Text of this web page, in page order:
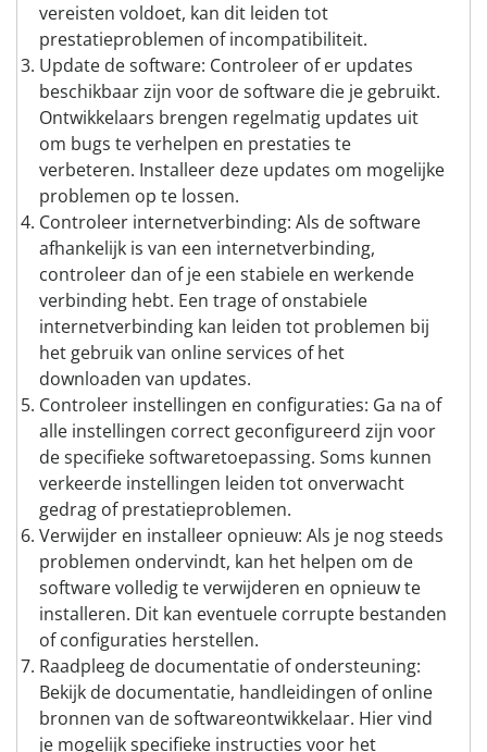
vereisten voldoet, kan dit leiden tot
prestatieproblemen of incompatibiliteit.
Update de software: Controleer of er updates
beschikbaar zijn voor de software die je gebruikt.
Ontwikkelaars brengen regelmatig updates uit
om bugs te verhelpen en prestaties te
verbeteren. Installeer deze updates om mogelijke
problemen op te lossen.
Controleer internetverbinding: Als de software
afhankelijk is van een internetverbinding,
controleer dan of je een stabiele en werkende
verbinding hebt. Een trage of onstabiele
internetverbinding kan leiden tot problemen bij
het gebruik van online services of het
downloaden van updates.
Controleer instellingen en configuraties: Ga na of
alle instellingen correct geconfigureerd zijn voor
de specifieke softwaretoepassing. Soms kunnen
verkeerde instellingen leiden tot onverwacht
gedrag of prestatieproblemen.
Verwijder en installeer opnieuw: Als je nog steeds
problemen ondervindt, kan het helpen om de
software volledig te verwijderen en opnieuw te
installeren. Dit kan eventuele corrupte bestanden
of configuraties herstellen.
Raadpleeg de documentatie of ondersteuning:
Bekijk de documentatie, handleidingen of online
bronnen van de softwareontwikkelaar. Hier vind
je mogelijk specifieke instructies voor het